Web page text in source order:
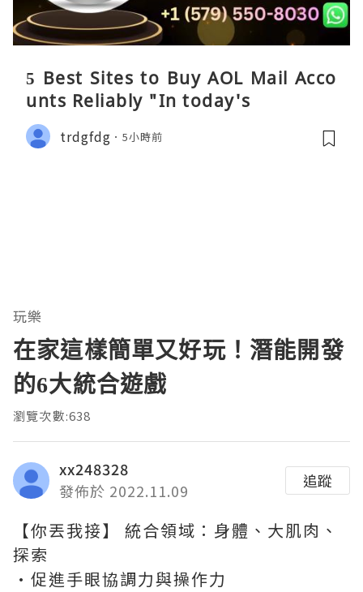
5 Best Sites to Buy AOL Mail Acco
unts Reliably "In today's
trdgfdg 5小時前
玩樂
在家這樣簡單又好玩！潛能開發
的6大統合遊戲
瀏覽次數:638
xx248328
發佈於 2022.11.09
追蹤
【你丟我接】 統合領域：身體、大肌肉、
探索
·促進手眼協調力與操作力